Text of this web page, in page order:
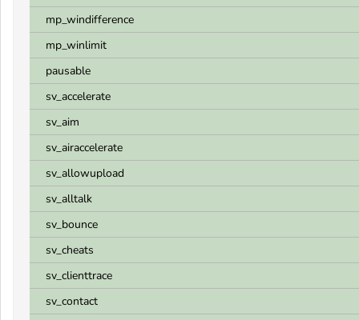
mp_windifference
mp_winlimit
pausable
sv_accelerate
sv_aim
sv_airaccelerate
sv_allowupload
sv_alltalk
sv_bounce
sv_cheats
sv_clienttrace
sv_contact